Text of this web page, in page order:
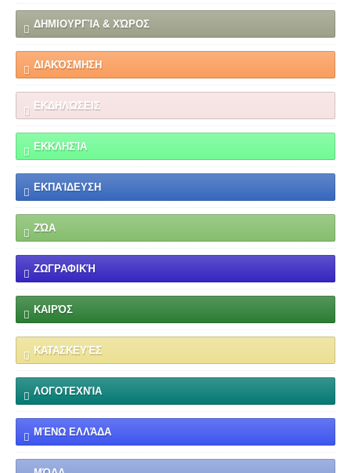
ΔΗΜΙΟΥΡΓΊΑ & ΧΏΡΟΣ
ΔΙΑΚΌΣΜΗΣΗ
ΕΚΔΗΛΏΣΕΙΣ
ΕΚΚΛΗΣΊΑ
ΕΚΠΑΊΔΕΥΣΗ
ΖΏΑ
ΖΩΓΡΑΦΙΚΉ
ΚΑΙΡΌΣ
ΚΑΤΑΣΚΕΥΈΣ
ΛΟΓΟΤΕΧΝΊΑ
ΜΈΝΩ ΕΛΛΆΔΑ